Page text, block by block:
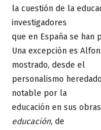
la cuestión de la
investigadores
que en España se han
Una excepción es
mostrado, desde el
personalismo
notable por la
educación en sus
educación, de